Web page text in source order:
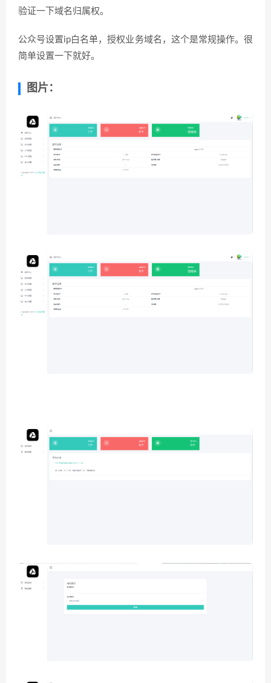
验证一下域名归属权。
公众号设置ip白名单，授权业务域名，这个是常规操作。很
简单设置一下就好。
图片：